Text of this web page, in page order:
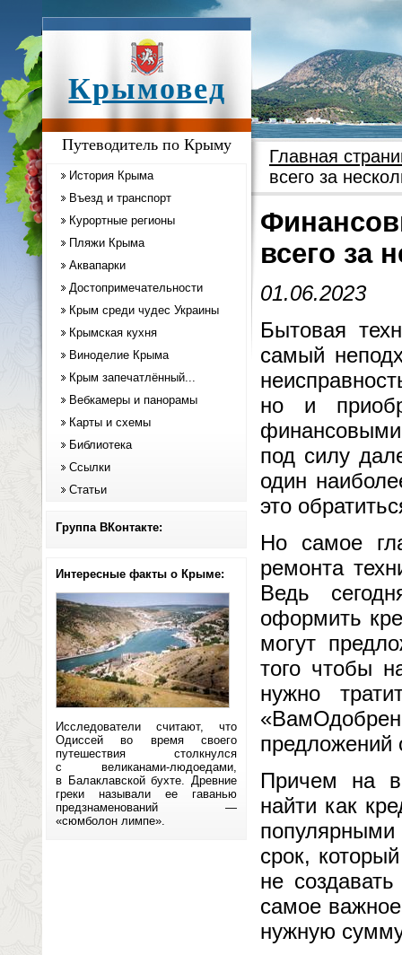
Крымовед
Путеводитель по Крыму
История Крыма
Въезд и транспорт
Курортные регионы
Пляжи Крыма
Аквапарки
Достопримечательности
Крым среди чудес Украины
Крымская кухня
Виноделие Крыма
Крым запечатлённый...
Вебкамеры и панорамы
Карты и схемы
Библиотека
Ссылки
Статьи
Группа ВКонтакте:
Интересные факты о Крыме:
Исследователи считают, что
Одиссей во время своего
путешествия столкнулся
с великанами-людоедами,
в Балаклавской бухте. Древние
греки называли ее гаванью
предзнаменований —
«сюмболон лимпе».
Главная
всего за
всего за
01.06.2023
Бытовая
самый
но и
под силу
один
это
Но самое
ремонта
Ведь
оформить
могут
того чтобы
нужно
предложений
Причем на
найти как
срок,
не
самое
нужную